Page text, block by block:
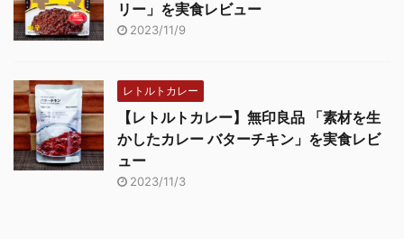
リー」を実食レビュー
2023/11/9
レトルトカレー
【レトルトカレー】無印良品 「素材を生
かしたカレー バターチキン」を実食レビ
ュー
2023/11/3